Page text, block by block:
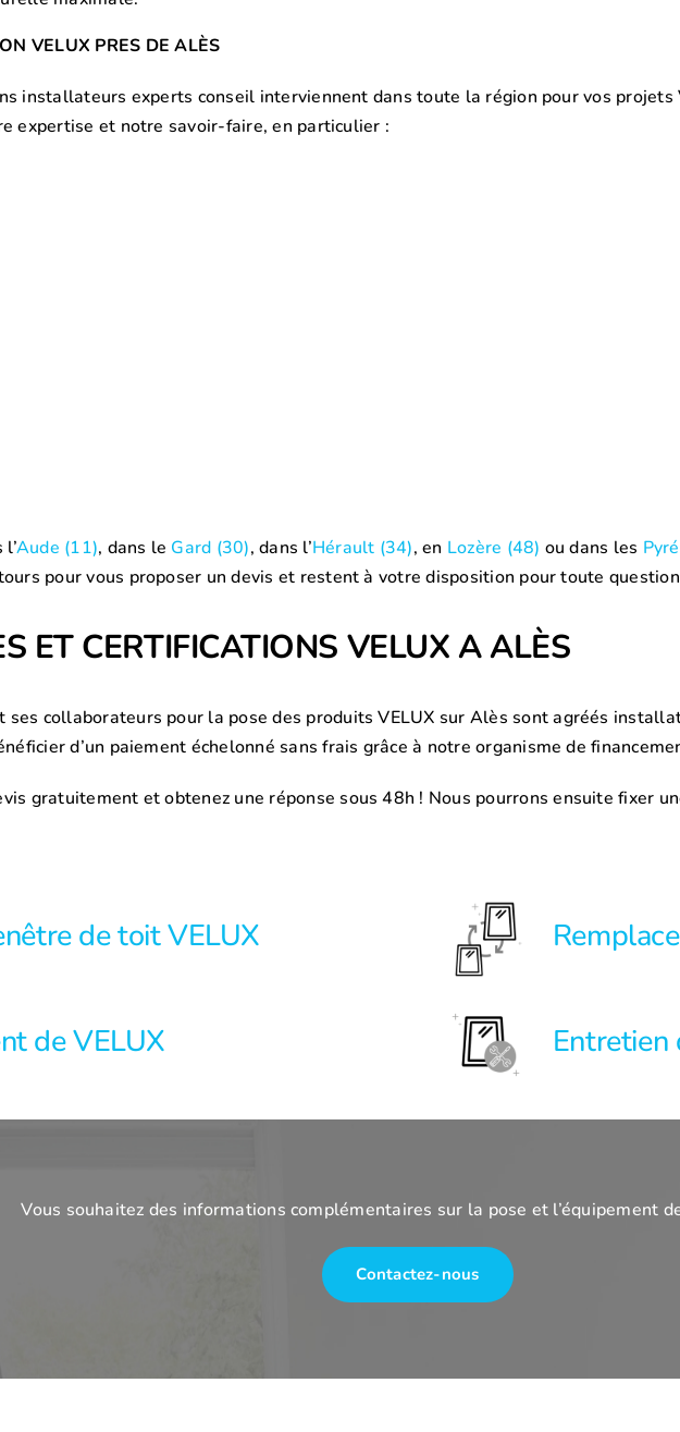
VELUX PRES DEALÈS
installateurs experts conseil interviennent dans toute la région pour vos projets
expertise et notre savoir-faire, en particulier :
Aude (11), dans le Gard (30), dans l’Hérault (34), en Lozère (48) ou dans les
pour vous proposer un devis et restent à votre disposition pour toute
ET CERTIFICATIONS VELUX AALÈS
ses collaborateurs pour la pose des produits VELUX sur Alès sont agréés
d’un paiement échelonné sans frais grâce à notre organisme de
gratuitement et obtenez une réponse sous 48h ! Nous pourrons ensuite fixer
de toit VELUX
de VELUX Entretien
Vous souhaitez des informations complémentaires sur la pose et l’équipement
Contactez-nous